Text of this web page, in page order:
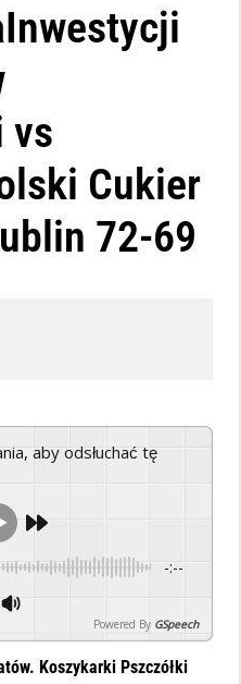
vs
Cukier
72-69
-:--
Powered By GSpeech
Koszykarki Pszczółki